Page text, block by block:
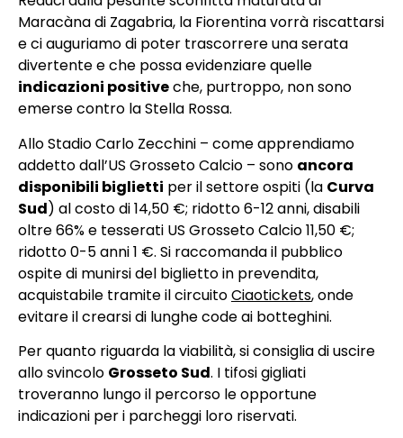
Maracàna di Zagabria, la Fiorentina vorrà riscattarsi
e ci auguriamo di poter trascorrere una serata
divertente e che possa evidenziare quelle
indicazioni positiveche, purtroppo, non sono
emerse contro la Stella Rossa.
Allo Stadio Carlo Zecchini – come apprendiamo
addetto dall’US Grosseto Calcio – sono ancora
disponibili biglietti per il settore ospiti (la Curva
Sud) al costo di 14,50 €; ridotto 6-12 anni, disabili
oltre 66% e tesserati US Grosseto Calcio 11,50 €;
ridotto 0-5 anni 1 €. Si raccomanda il pubblico
ospite di munirsi del biglietto in prevendita,
acquistabile tramite il circuitoCiaotickets, onde
evitare il crearsi di lunghe code ai botteghini.
Per quanto riguarda la viabilità, si consiglia di uscire
allo svincolo Grosseto Sud. I tifosi gigliati
troveranno lungo il percorso le opportune
indicazioni per i parcheggi loro riservati.